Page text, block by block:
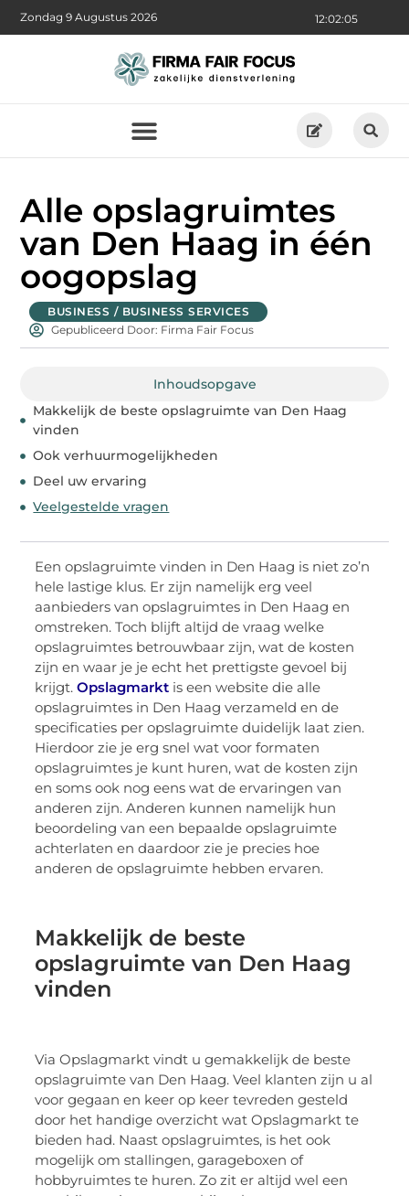
12:02:06
Zondag 9 Augustus 2026
Alle opslagruimtes
van Den Haag in één
oogopslag
BUSINESS / BUSINESS SERVICES
Gepubliceerd Door: Firma Fair Focus
Inhoudsopgave
Makkelijk de beste opslagruimte van Den Haag
vinden
Ook verhuurmogelijkheden
Deel uw ervaring
Veelgestelde vragen
Een opslagruimte vinden in Den Haag is niet zo’n
hele lastige klus. Er zijn namelijk erg veel
aanbieders van opslagruimtes in Den Haag en
omstreken. Toch blijft altijd de vraag welke
opslagruimtes betrouwbaar zijn, wat de kosten
zijn en waar je je echt het prettigste gevoel bij
krijgt.Opslagmarkt is een website die alle
opslagruimtes in Den Haag verzameld en de
specificaties per opslagruimte duidelijk laat zien.
Hierdoor zie je erg snel wat voor formaten
opslagruimtes je kunt huren, wat de kosten zijn
en soms ook nog eens wat de ervaringen van
anderen zijn. Anderen kunnen namelijk hun
beoordeling van een bepaalde opslagruimte
achterlaten en daardoor zie je precies hoe
anderen de opslagruimte hebben ervaren.
Makkelijk de beste
opslagruimte van Den Haag
vinden
Via Opslagmarkt vindt u gemakkelijk de beste
opslagruimte van Den Haag. Veel klanten zijn u al
voor gegaan en keer op keer tevreden gesteld
door het handige overzicht wat Opslagmarkt te
bieden had. Naast opslagruimtes, is het ook
mogelijk om stallingen, garageboxen of
hobbyruimtes te huren. Zo zit er altijd wel een